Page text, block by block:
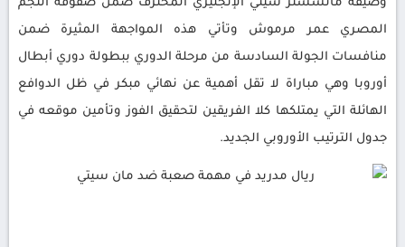
وضيفه مانشستر سيتي الإنجليزي المحترف ضمن صفوفه النجم
المصري عمر مرموش وتأتي هذه المواجهة المثيرة ضمن
منافسات الجولة السادسة من مرحلة الدوري ببطولة دوري أبطال
أوروبا وهي مباراة لا تقل أهمية عن نهائي مبكر في ظل الدوافع
الهائلة التي يمتلكها كلا الفريقين لتحقيق الفوز وتأمين موقعه في
جدول الترتيب الأوروبي الجديد.